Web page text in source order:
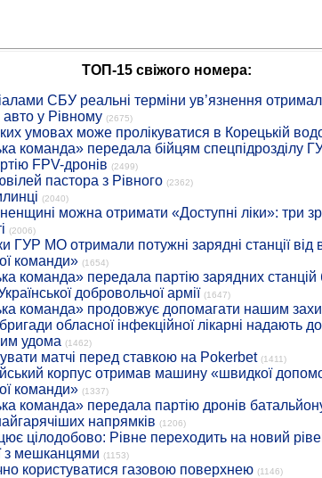
ТОП-15 свіжого номера:
СБУ реальні терміни ув’язнення
авто у Рівному (2675)
умовах може пролікуватися в Корецькій
команда» передала бійцям спецпідрозділу
FPV-дронів (2499)
пастора з Рівного (2362)
(2040)
можна отримати «Доступні ліки»: три
(2006)
ГУР МО отримали потужні зарядні станції від
команди» (1654)
команда» передала партію зарядних станцій
добровольчої армії (1647)
команда» продовжує допомагати нашим
обласної інфекційної лікарні надають
удома (1462)
матчі перед ставкою на Pokerbet (1411)
корпус отримав машину «швидкої
команди» (1337)
команда» передала партію дронів
напрямків (1206)
цілодобово: Рівне переходить на новий
з мешканцями (1153)
користуватися газовою поверхнею (1146)